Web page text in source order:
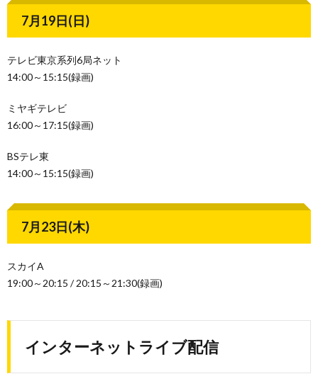
7月19日(日)
テレビ東京系列6局ネット
14:00～15:15(録画)
ミヤギテレビ
16:00～17:15(録画)
BSテレ東
14:00～15:15(録画)
7月23日(木)
スカイA
19:00～20:15 / 20:15～21:30(録画)
インターネットライブ配信